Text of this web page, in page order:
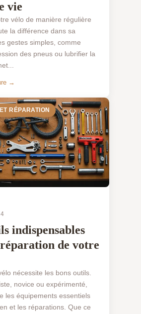
vie
vélo de manière régulière
la différence dans sa
gestes simples, comme
des pneus ou lubrifier la
→
RÉPARATION
indispensables
de votre
nécessite les bons outils.
novice ou expérimenté,
les équipements essentiels
et les réparations. Que ce